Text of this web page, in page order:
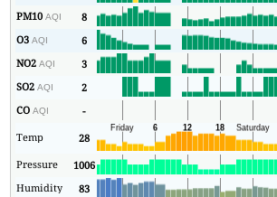
PM10AQI 8
O3AQI 6
NO2AQI 3
SO2AQI 2
COAQI -
Temp
28
Pressure
1006
Humidity
83